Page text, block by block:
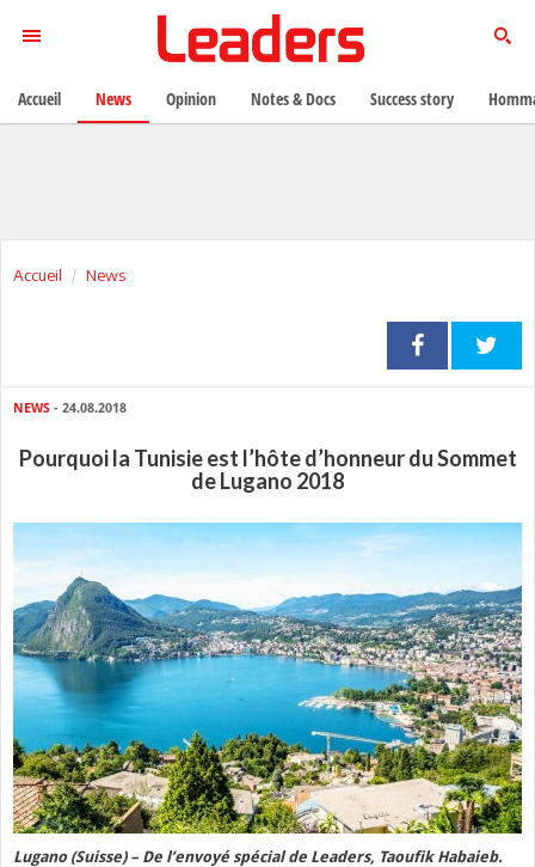
Accueil News
NEWS - 24.08.2018
Pourquoi la Tunisie est l’hôte d’honneur du Sommet
de Lugano 2018
Lugano (Suisse) – De l’envoyé spécial de Leaders, Taoufik Habaieb.
Accueil News Opinion Notes & Docs Success story